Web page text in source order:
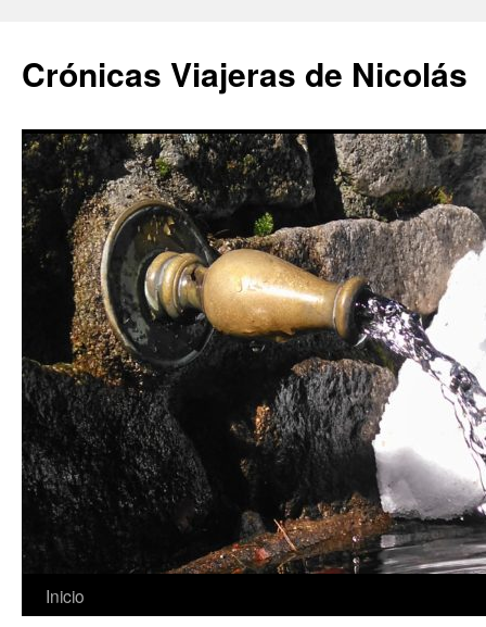
contenido
Crónicas Viajeras de Nicolás
Inicio